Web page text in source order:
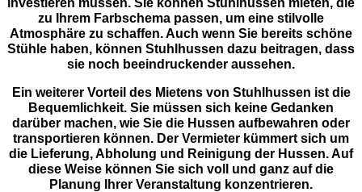
zu Ihrem Farbschema passen, um eine stilvolle
Atmosphäre zu schaffen. Auch wenn Sie bereits schöne
Stühle haben, können Stuhlhussen dazu beitragen, dass
sie noch beeindruckender aussehen.
Ein weiterer Vorteil des Mietens von Stuhlhussen ist die
Bequemlichkeit. Sie müssen sich keine Gedanken
darüber machen, wie Sie die Hussen aufbewahren oder
transportieren können. Der Vermieter kümmert sich um
die Lieferung, Abholung und Reinigung der Hussen. Auf
diese Weise können Sie sich voll und ganz auf die
Planung Ihrer Veranstaltung konzentrieren.